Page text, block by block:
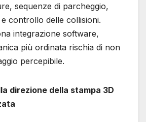
sequenze di parcheggio,
controllo delle collisioni.
integrazione software,
più ordinata rischia di non
percepibile.
direzione della stampa 3D